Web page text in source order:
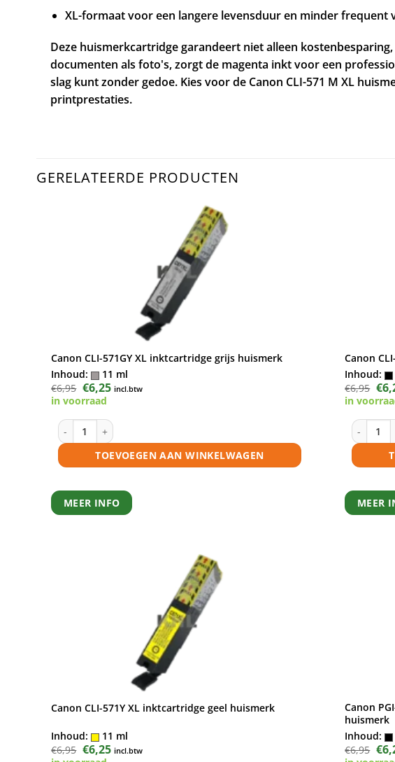
XL-formaat voor een langere levensduur en minder frequent
Deze huismerkcartridge garandeert niet alleen
documenten als foto's, zorgt de magenta inkt voor een
slag kunt zonder gedoe. Kies voor de Canon CLI-571 M XL
printprestaties.
GERELATEERDE PRODUCTEN
Canon CLI-571GY XL inktcartridge grijs huismerk
Inhoud:
11 ml
€6,95 Oorspronkelijke
prijs
was:
€6,25Huidige
prijs
incl.btw
in voorraad
Canon CLI-571GY XL inktcartridge grijs huismerk aantal
TOEVOEGEN AAN WINKELWAGEN
MEER INFO
Canon
Inhoud:
€6,95 €
in
Canon
MEER
Canon CLI-571Y XL inktcartridge geel huismerk
Inhoud:
11 ml
€6,95 Oorspronkelijke
prijs
€6,25Huidige
prijs
incl.btw
Canon
huismerk
Inhoud:
€6,95 €